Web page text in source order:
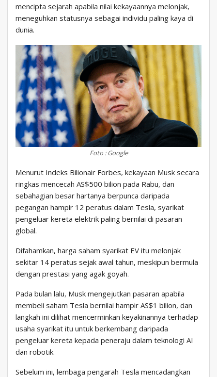
mencipta sejarah apabila nilai kekayaannya melonjak,
meneguhkan statusnya sebagai individu paling kaya di
dunia.
Foto : Google
Menurut Indeks Bilionair Forbes, kekayaan Musk secara
ringkas mencecah AS$500 bilion pada Rabu, dan
sebahagian besar hartanya berpunca daripada
pegangan hampir 12 peratus dalam Tesla, syarikat
pengeluar kereta elektrik paling bernilai di pasaran
global.
Difahamkan, harga saham syarikat EV itu melonjak
sekitar 14 peratus sejak awal tahun, meskipun bermula
dengan prestasi yang agak goyah.
Pada bulan lalu, Musk mengejutkan pasaran apabila
membeli saham Tesla bernilai hampir AS$1 bilion, dan
langkah ini dilihat mencerminkan keyakinannya terhadap
usaha syarikat itu untuk berkembang daripada
pengeluar kereta kepada peneraju dalam teknologi AI
dan robotik.
Sebelum ini, lembaga pengarah Tesla mencadangkan